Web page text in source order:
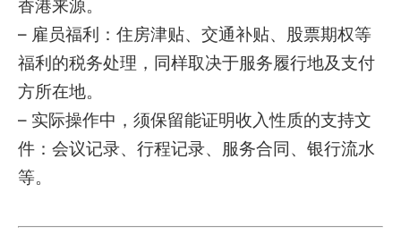
香港来源。
– 雇员福利：住房津贴、交通补贴、股票期权等
福利的税务处理，同样取决于服务履行地及支付
方所在地。
– 实际操作中，须保留能证明收入性质的支持文
件：会议记录、行程记录、服务合同、银行流水
等。